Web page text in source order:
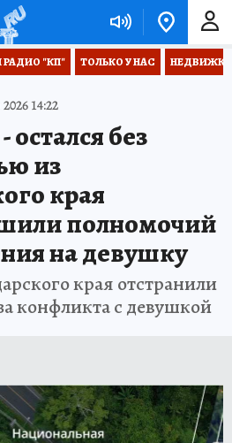
РАДИО "КП" ТОЛЬКО У НАС НЕДВИЖКА
14:22
- остался без
из
края
полномочий
на девушку
края отстранили
конфликта с девушкой